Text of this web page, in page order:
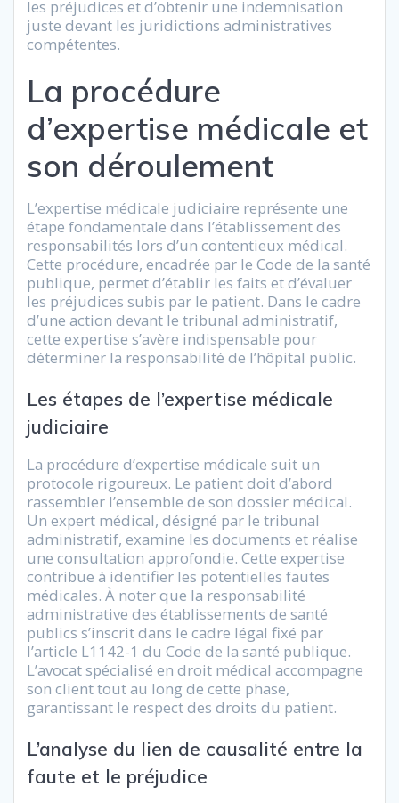
les préjudices et d’obtenir une indemnisation
juste devant les juridictions administratives
compétentes.
La procédure
d’expertise médicale et
son déroulement
L’expertise médicale judiciaire représente une
étape fondamentale dans l’établissement des
responsabilités lors d’un contentieux médical.
Cette procédure, encadrée par le Code de la santé
publique, permet d’établir les faits et d’évaluer
les préjudices subis par le patient. Dans le cadre
d’une action devant le tribunal administratif,
cette expertise s’avère indispensable pour
déterminer la responsabilité de l’hôpital public.
Les étapes de l’expertise médicale
judiciaire
La procédure d’expertise médicale suit un
protocole rigoureux. Le patient doit d’abord
rassembler l’ensemble de son dossier médical.
Un expert médical, désigné par le tribunal
administratif, examine les documents et réalise
une consultation approfondie. Cette expertise
contribue à identifier les potentielles fautes
médicales. À noter que la responsabilité
administrative des établissements de santé
publics s’inscrit dans le cadre légal fixé par
l’article L1142-1 du Code de la santé publique.
L’avocat spécialisé en droit médical accompagne
son client tout au long de cette phase,
garantissant le respect des droits du patient.
L’analyse du lien de causalité entre la
faute et le préjudice